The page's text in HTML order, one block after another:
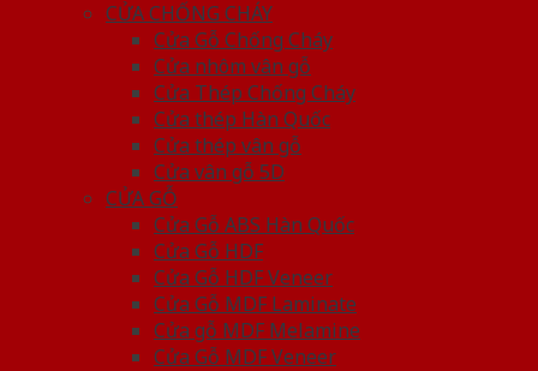
CỬA CHỐNG CHÁY
Cửa Gỗ Chống Cháy
Cửa nhôm vân gỗ
Cửa Thép Chống Cháy
Cửa thép Hàn Quốc
Cửa thép vân gỗ
Cửa vân gỗ 5D
CỬA GỖ
Cửa Gỗ ABS Hàn Quốc
Cửa Gỗ HDF
Cửa Gỗ HDF Veneer
Cửa Gỗ MDF Laminate
Cửa gỗ MDF Melamine
Cửa Gỗ MDF Veneer